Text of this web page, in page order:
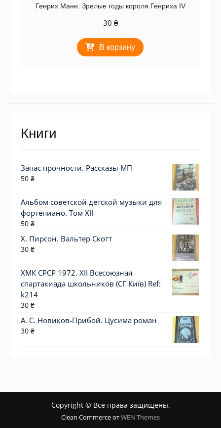
Генрих Манн. Зрелые годы короля Генриха IV
30 ₴
В корзину
Книги
Запас прочности. Рассказы МП
50 ₴
Альбом советской детской музыки для
фортепиано. Том XII
50 ₴
Х. Пирсон. Вальтер Скотт
30 ₴
ХМК СРСР 1972. XII Всесоюзная
спартакиада школьников (СГ Київ) Ref:
k214
30 ₴
А. С. Новиков-Прибой. Цусима роман
30 ₴
Copyright © Все права защищены.
Clean Commerce отWEN Themes